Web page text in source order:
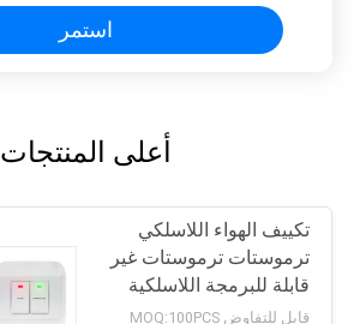
استمر
أعلى المنتجات
تكييف الهواء اللاسلكي
ترموستات ترموستات غير
قابلة للبرمجة اللاسلكية
قابل للتفاوض MOQ:100PCS